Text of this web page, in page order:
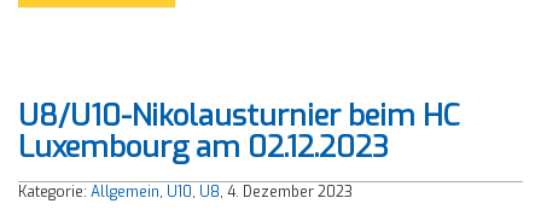
U8/U10-Nikolausturnier beim HC
Luxembourg am 02.12.2023
Kategorie: Allgemein, U10, U8, 4. Dezember 2023